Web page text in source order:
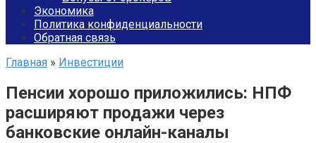
Экономика
Политика конфиденциальности
Обратная связь
Главная » Инвестиции
Пенсии хорошо приложились: НПФ
расширяют продажи через
банковские онлайн-каналы